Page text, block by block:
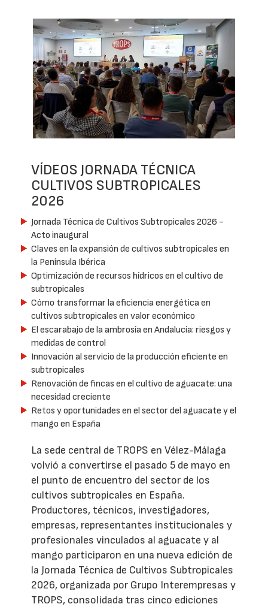
VÍDEOS JORNADA TÉCNICA
CULTIVOS SUBTROPICALES
2026
Jornada Técnica de Cultivos Subtropicales 2026 -
Acto inaugural
Claves en la expansión de cultivos subtropicales en
la Península Ibérica
Optimización de recursos hídricos en el cultivo de
subtropicales
Cómo transformar la eficiencia energética en
cultivos subtropicales en valor económico
El escarabajo de la ambrosía en Andalucía: riesgos y
medidas de control
Innovación al servicio de la producción eficiente en
subtropicales
Renovación de fincas en el cultivo de aguacate: una
necesidad creciente
Retos y oportunidades en el sector del aguacate y el
mango en España
La sede central de TROPS en Vélez-Málaga
volvió a convertirse el pasado 5 de mayo en
el punto de encuentro del sector de los
cultivos subtropicales en España.
Productores, técnicos, investigadores,
empresas, representantes institucionales y
profesionales vinculados al aguacate y al
mango participaron en una nueva edición de
la Jornada Técnica de Cultivos Subtropicales
2026, organizada por Grupo Interempresas y
TROPS, consolidada tras cinco ediciones